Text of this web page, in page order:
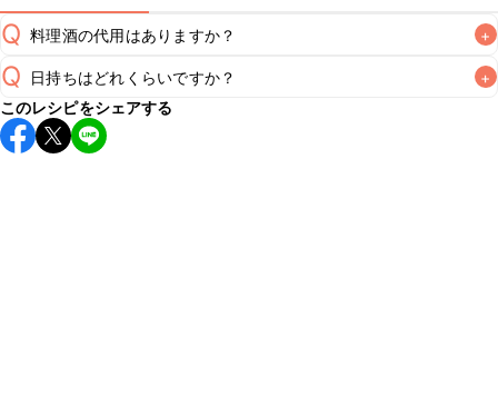
Q 料理酒の代用はありますか？ +
A
Q 日持ちはどれくらいですか？ +
保存期間は冷蔵で2~3日が目安です。なるべくお早めにお召
し上がりください。
このレシピをシェアする